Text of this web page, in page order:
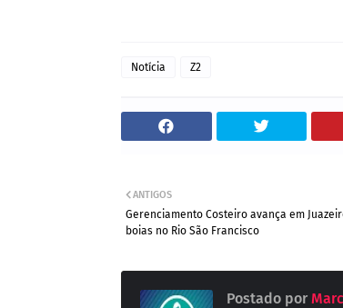
Notícia Z2
ANTIGOS
Gerenciamento Costeiro avança em
boias no Rio São Francisco
Postado por